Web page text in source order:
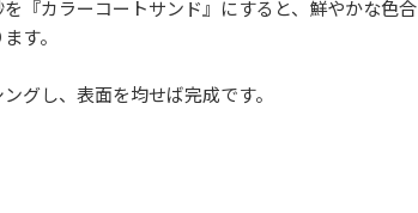
『カラーコートサンド』にすると、鮮やかな色合
す。
グし、表面を均せば完成です。